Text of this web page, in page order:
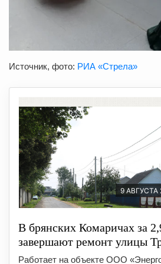
Источник, фото: РИА «Стрела»
9 АВГУСТА
В брянских Комаричах за
завершают ремонт улицы
Работает на объекте ООО